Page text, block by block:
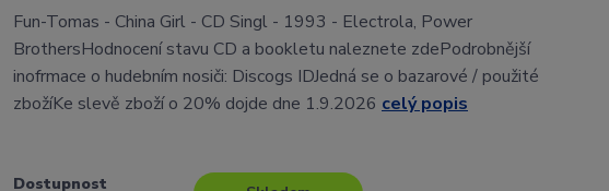
Fun-Tomas - China Girl - CD Singl - 1993 - Electrola, Power
BrothersHodnocení stavu CD a bookletu naleznete zdePodrobnější
inofrmace o hudebním nosiči: Discogs IDJedná se o bazarové / použité
zbožíKe slevě zboží o 20% dojde dne 1.9.2026 celý popis
Dostupnost